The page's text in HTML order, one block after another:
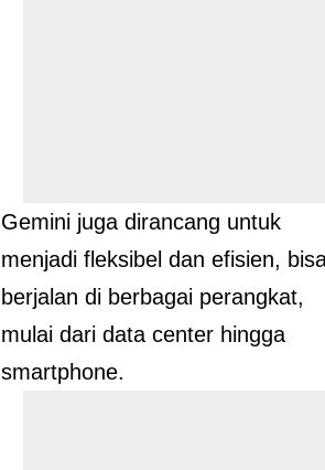
Gemini juga dirancang untuk
menjadi fleksibel dan efisien,
berjalan di berbagai perangkat,
mulai dari data center hingga
smartphone.